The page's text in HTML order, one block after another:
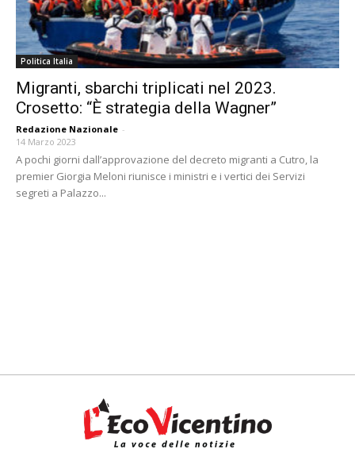
Politica Italia
Migranti, sbarchi triplicati nel 2023.
Crosetto: “È strategia della Wagner”
Redazione Nazionale -
14 Marzo 2023
A pochi giorni dall’approvazione del decreto migranti a Cutro, la
premier Giorgia Meloni riunisce i ministri e i vertici dei Servizi
segreti a Palazzo...